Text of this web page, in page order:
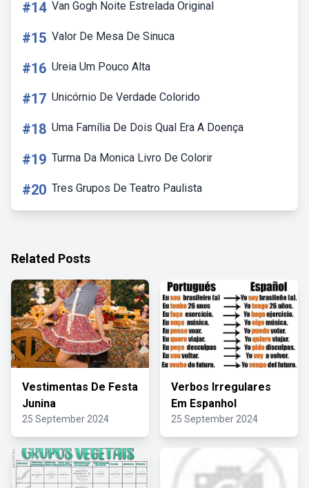
#14 Van Gogh Noite Estrelada Original
#15 Valor De Mesa De Sinuca
#16 Ureia Um Pouco Alta
#17 Unicórnio De Verdade Colorido
#18 Uma Família De Dois Qual Era A Doença
#19 Turma Da Monica Livro De Colorir
#20 Tres Grupos De Teatro Paulista
Related Posts
Vestimentas De Festa
Junina
25 September 2024
Verbos Irregulares
Em Espanhol
25 September 2024